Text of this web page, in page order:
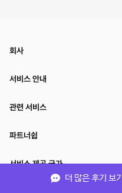
더 많은 후기 보기
회사
서비스 안내
관련 서비스
파트너쉽
서비스 제공 국가